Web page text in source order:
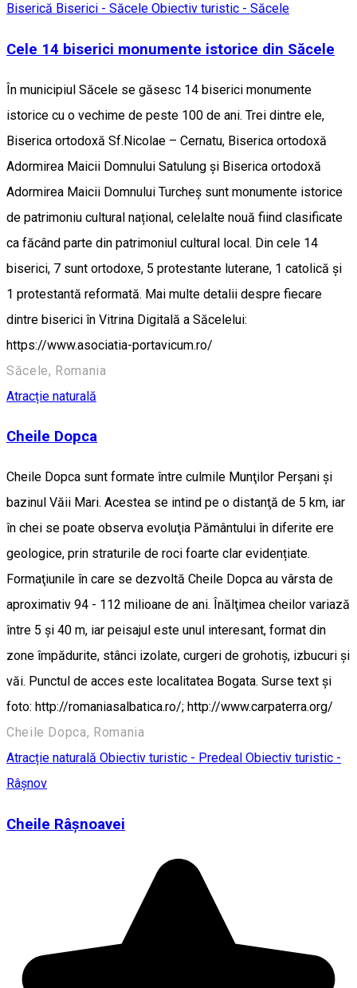
Biserică Biserici - Săcele Obiectiv turistic - Săcele
Cele 14 biserici monumente istorice din Săcele
În municipiul Săcele se găsesc 14 biserici monumente
istorice cu o vechime de peste 100 de ani. Trei dintre ele,
Biserica ortodoxă Sf.Nicolae – Cernatu, Biserica ortodoxă
Adormirea Maicii Domnului Satulung și Biserica ortodoxă
Adormirea Maicii Domnului Turcheș sunt monumente istorice
de patrimoniu cultural național, celelalte nouă fiind clasificate
ca făcând parte din patrimoniul cultural local. Din cele 14
biserici, 7 sunt ortodoxe, 5 protestante luterane, 1 catolică și
1 protestantă reformată. Mai multe detalii despre fiecare
dintre biserici în Vitrina Digitală a Săcelelui:
https://www.asociatia-portavicum.ro/
Săcele, Romania
Atracție naturală
Cheile Dopca
Cheile Dopca sunt formate între culmile Munţilor Perşani şi
bazinul Văii Mari. Acestea se intind pe o distanţă de 5 km, iar
în chei se poate observa evoluţia Pământului în diferite ere
geologice, prin straturile de roci foarte clar evidențiate.
Formaţiunile în care se dezvoltă Cheile Dopca au vârsta de
aproximativ 94 - 112 milioane de ani. Înălţimea cheilor variază
între 5 şi 40 m, iar peisajul este unul interesant, format din
zone împădurite, stânci izolate, curgeri de grohotiş, izbucuri şi
văi. Punctul de acces este localitatea Bogata. Surse text și
foto: http://romaniasalbatica.ro/; http://www.carpaterra.org/
Cheile Dopca, Romania
Atracție naturală Obiectiv turistic - Predeal Obiectiv turistic -
Râșnov
Cheile Râşnoavei